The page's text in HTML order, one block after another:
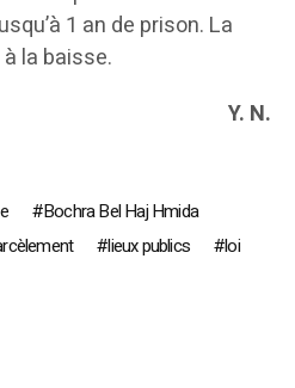
1 an de prison. La
la baisse.
Y. N.
Bochra Bel Haj Hmida
lieux publics loi